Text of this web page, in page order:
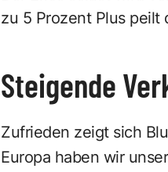
zu 5 Prozent Plus peilt
Steigende
Zufrieden zeigt sich
Europa haben wir